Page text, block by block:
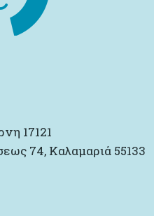
17121
74, Καλαμαριά 55133